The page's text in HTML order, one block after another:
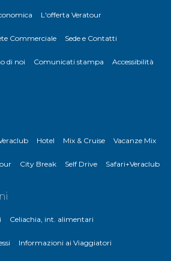
L'offerta Veratour
Commerciale Sede e Contatti
di noi Comunicati stampa Accessibilità
Hotel Mix & Cruise Vacanze Mix
City Break Self Drive Safari+Veraclub
Celiachia, int. alimentari
Informazioni ai Viaggiatori